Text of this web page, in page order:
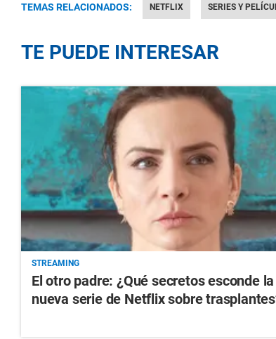
TEMAS RELACIONADOS: NETFLIX SERIES Y
TE PUEDE INTERESAR
STREAMING
El otro padre: ¿Qué secretos esconde la
nueva serie de Netflix sobre